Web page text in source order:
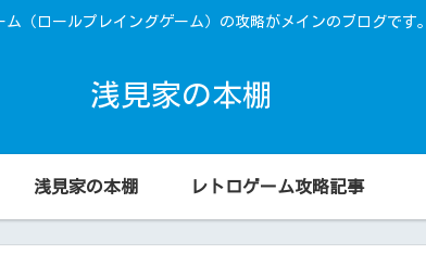
ム（ロールプレイングゲーム）の攻略がメインのブログです。
浅見家の本棚
浅見家の本棚 レトロゲーム攻略記事